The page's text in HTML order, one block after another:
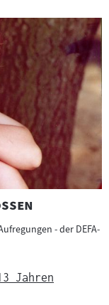
- der DEFA-
Jahren